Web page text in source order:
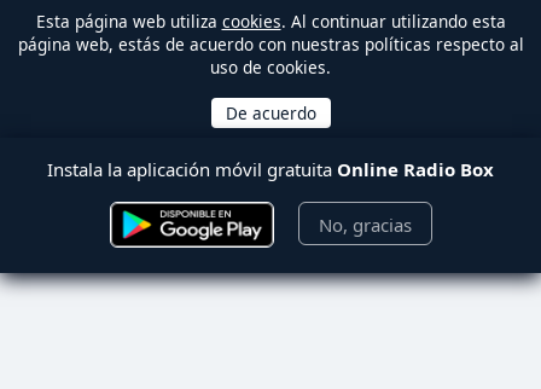
Esta página web utiliza cookies. Al continuar utilizando esta
página web, estás de acuerdo con nuestras políticas respecto al
uso de cookies.
Instala la aplicación móvil gratuita Online Radio Box
No, gracias